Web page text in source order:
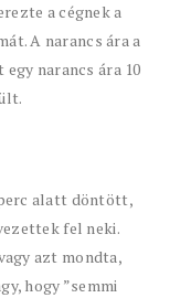
a cégnek a
A narancs ára a
narancs ára 10
alatt döntött,
fel neki.
azt mondta,
hogy ”semmi